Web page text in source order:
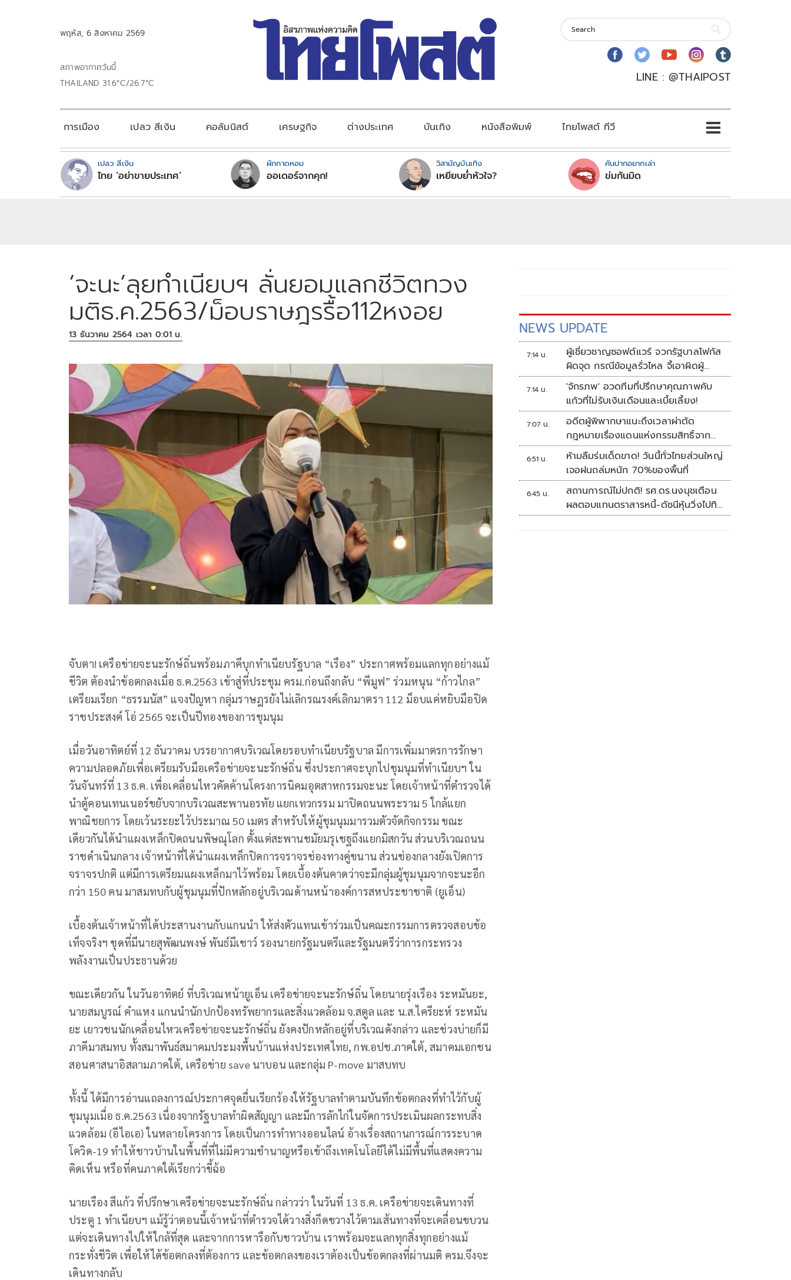
พฤหัส, 6 สิงหาคม 2569
สภาพอากาศวันนี้
THAILAND 31.6°C/26.7°C
LINE : @THAIPOST
การเมือง เปลว สีเงิน คอลัมนิสต์ เศรษฐกิจ ต่างประเทศ บันเทิง หนังสือพิมพ์ ไทยโพสต์ ทีวี
เปลว สีเงิน
ไทย ‘อย่าขายประเทศ’
ผักกาดหอม
ออเดอร์จากคุก!
วิสามัญบันเทิง
เหยียบย่ำหัวใจ?
คันปากอยากเล่า
ข่มกันมิด
‘จะนะ’ลุยทำเนียบฯ ลั่นยอมแลกชีวิตทวง
มติธ.ค.2563/ม็อบราษฎรรื้อ112หงอย
13 ธันวาคม 2564 เวลา 0:01 น.
จับตา! เครือข่ายจะนะรักษ์ถิ่นพร้อมภาคีบุกทำเนียบรัฐบาล “เรือง” ประกาศพร้อมแลกทุกอย่างแม้
ชีวิต ต้องนำข้อตกลงเมื่อ ธ.ค.2563 เข้าสู่ที่ประชุม ครม.ก่อนถึงกลับ “พีมูฟ” ร่วมหนุน “ก้าวไกล”
เตรียมเรียก “ธรรมนัส” แจงปัญหา กลุ่มราษฎรยังไม่เลิกรณรงค์เลิกมาตรา 112 ม็อบแค่หยิบมือปิด
ราชประสงค์ โอ่ 2565 จะเป็นปีทองของการชุมนุม
เมื่อวันอาทิตย์ที่ 12 ธันวาคม บรรยากาศบริเวณโดยรอบทำเนียบรัฐบาล มีการเพิ่มมาตรการรักษา
ความปลอดภัยเพื่อเตรียมรับมือเครือข่ายจะนะรักษ์ถิ่น ซึ่งประกาศจะบุกไปชุมนุมที่ทำเนียบฯ ใน
วันจันทร์ที่ 13 ธ.ค. เพื่อเคลื่อนไหวคัดค้านโครงการนิคมอุตสาหกรรมจะนะ โดยเจ้าหน้าที่ตำรวจได้
นำตู้คอนเทนเนอร์ขยับจากบริเวณสะพานอรทัย แยกเทวกรรม มาปิดถนนพระราม 5 ใกล้แยก
พาณิชยการ โดยเว้นระยะไว้ประมาณ 50 เมตร สำหรับให้ผู้ชุมนุมมารวมตัวจัดกิจกรรม ขณะ
เดียวกันได้นำแผงเหล็กปิดถนนพิษณุโลก ตั้งแต่สะพานชมัยมรุเชฐถึงแยกมิสกวัน ส่วนบริเวณถนน
ราชดำเนินกลาง เจ้าหน้าที่ได้นำแผงเหล็กปิดการจราจรช่องทางคู่ขนาน ส่วนช่องกลางยังเปิดการ
จราจรปกติ แต่มีการเตรียมแผงเหล็กมาไว้พร้อม โดยเบื้องต้นคาดว่าจะมีกลุ่มผู้ชุมนุมจากจะนะอีก
กว่า 150 คน มาสมทบกับผู้ชุมนุมที่ปักหลักอยู่บริเวณด้านหน้าองค์การสหประชาชาติ (ยูเอ็น)
เบื้องต้นเจ้าหน้าที่ได้ประสานงานกับแกนนำ ให้ส่งตัวแทนเข้าร่วมเป็นคณะกรรมการตรวจสอบข้อ
เท็จจริงฯ ชุดที่มีนายสุพัฒนพงษ์ พันธ์มีเชาว์ รองนายกรัฐมนตรีและรัฐมนตรีว่าการกระทรวง
พลังงานเป็นประธานด้วย
ขณะเดียวกัน ในวันอาทิตย์ ที่บริเวณหน้ายูเอ็น เครือข่ายจะนะรักษ์ถิ่น โดยนายรุ่งเรือง ระหมันยะ,
นายสมบูรณ์ คำแหง แกนนำนักปกป้องทรัพยากรและสิ่งแวดล้อม จ.สตูล และ น.ส.ไครียะห์ ระหมัน
ยะ เยาวชนนักเคลื่อนไหวเครือข่ายจะนะรักษ์ถิ่น ยังคงปักหลักอยู่ที่บริเวณดังกล่าว และช่วงบ่ายก็มี
ภาคีมาสมทบ ทั้งสมาพันธ์สมาคมประมงพื้นบ้านแห่งประเทศไทย, กพ.อปช.ภาคใต้, สมาคมเอกชน
สอนศาสนาอิสลามภาคใต้, เครือข่าย save นาบอน และกลุ่ม P-move มาสบทบ
ทั้งนี้ ได้มีการอ่านแถลงการณ์ประกาศจุดยื่นเรียกร้องให้รัฐบาลทำตามบันทึกข้อตกลงที่ทำไว้กับผู้
ชุมนุมเมื่อ ธ.ค.2563 เนื่องจากรัฐบาลทำผิดสัญญา และมีการลักไก่ในจัดการประเมินผลกระทบสิ่ง
แวดล้อม (อีไอเอ) ในหลายโครงการ โดยเป็นการทำทางออนไลน์ อ้างเรื่องสถานการณ์การระบาด
โควิด-19 ทำให้ชาวบ้านในพื้นที่ที่ไม่มีความชำนาญหรือเข้าถึงเทคโนโลยีได้ไม่มีพื้นที่แสดงความ
คิดเห็น หรือที่คนภาคใต้เรียกว่าขี้ฉ้อ
นายเรือง สีแก้ว ที่ปรึกษาเครือข่ายจะนะรักษ์ถิ่น กล่าวว่า ในวันที่ 13 ธ.ค. เครือข่ายจะเดินทางที่
ประตู 1 ทำเนียบฯ แม้รู้ว่าตอนนี้เจ้าหน้าที่ตำรวจได้วางสิ่งกีดขวางไว้ตามเส้นทางที่จะเคลื่อนขบวน
แต่จะเดินทางไปให้ใกล้ที่สุด และจากการหารือกับชาวบ้าน เราพร้อมจะแลกทุกสิ่งทุกอย่างแม้
กระทั่งชีวิต เพื่อให้ได้ข้อตกลงที่ต้องการ และข้อตกลงของเราต้องเป็นข้อตกลงที่ผ่านมติ ครม.จึงจะ
เดินทางกลับ
NEWS UPDATE
7:14 น.
ผู้เชี่ยวชาญซอฟต์แวร์ จวกรัฐบาลโฟกัส
ผิดจุด กรณีข้อมูลรั่วไหล จี้เอาผิดผู้
ควบคุม-เจ้าของระบบตามกฎหมาย
PDPA
7:14 น.
'จักรภพ' อวดทีมที่ปรึกษาคุณภาพคับ
แก้วที่ไม่รับเงินเดือนและเบี้ยเลี้ยง!
7:07 น.
อดีตผู้พิพากษาแนะถึงเวลาผ่าตัด
กฎหมายเรื่องแดนแห่งกรรมสิทธิ์จาก
สวรรค์ถึงนรก!
6:51 น.
ห้ามลืมร่มเด็ดขาด! วันนี้ทั่วไทยส่วนใหญ่
เจอฝนถล่มหนัก 70%ของพื้นที่
6:45 น.
สถานการณ์ไม่ปกติ! รศ.ดร.นงนุชเตือน
ผลตอบแทนตราสารหนี้-ดัชนีหุ้นวิ่งไปทิศ
เดียวกัน